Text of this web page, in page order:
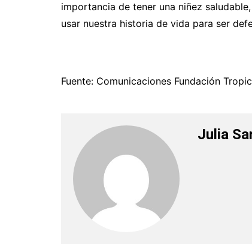
importancia de tener una niñez
usar nuestra historia de vida para ser
Fuente: Comunicaciones Fundación
Julia